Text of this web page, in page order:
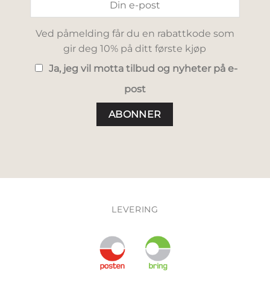
Ved påmelding får du en rabattkode som
gir deg 10% på ditt første kjøp
Ja, jeg vil motta tilbud og nyheter på e-
post
LEVERING